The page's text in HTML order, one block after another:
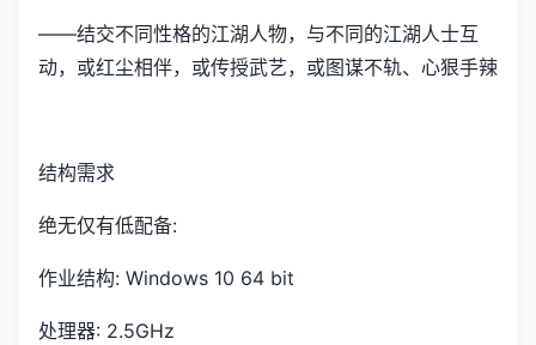
——结交不同性格的江湖人物，与不同的江湖人士互
动，或红尘相伴，或传授武艺，或图谋不轨、心狠手辣
结构需求
绝无仅有低配备:
作业结构: Windows 10 64 bit
处理器: 2.5GHz